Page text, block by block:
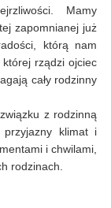
Mamy
zapomnianej już
którą nam
rządzi ojciec
cały rodzinny
z rodzinną
przyjazny klimat i
i chwilami,
rodzinach.